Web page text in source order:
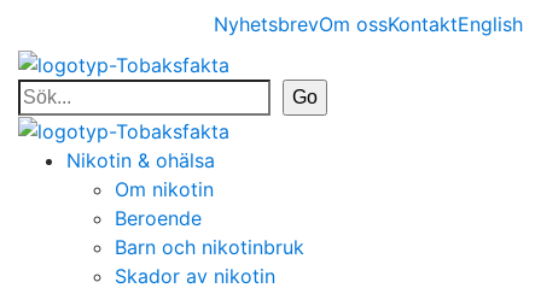
NyhetsbrevOm ossKontaktEnglish
Nikotin & ohälsa
Om nikotin
Beroende
Barn och nikotinbruk
Skador av nikotin